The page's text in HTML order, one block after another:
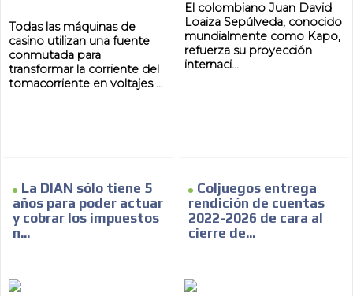
Todas las máquinas de
casino utilizan una fuente
conmutada para
transformar la corriente del
tomacorriente en voltajes ...
El colombiano Juan David
Loaiza Sepúlveda, conocido
mundialmente como Kapo,
refuerza su proyección
internaci...
La DIAN sólo tiene 5
años para poder actuar
y cobrar los impuestos
n...
Coljuegos entrega
rendición de cuentas
2022-2026 de cara al
cierre de...